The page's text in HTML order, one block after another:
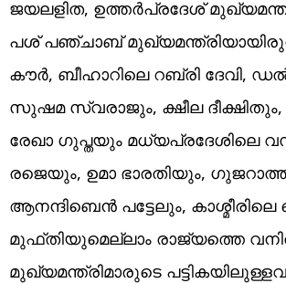
ജയലളിത, ഉത്തർപ്രദേശ്
പശ് പഞ്ചാബ്
കൗര്‍, ബീഹാറിലെ റബ്രി ദേവി,
സുഷമ സ്വരാജും, ക്ഷീല
രേഖാ ഗുപ്തയും മധ്യപ്രദേശിലെ
രജെയും, ഉമാ ഭാരതിയും,
ആനന്ദിബെൻ പട്ടേലും,
മുഫ്തിയുമെല്ലാം രാജ്യത്തെ
മുഖ്യമന്ത്രിമാരുടെ